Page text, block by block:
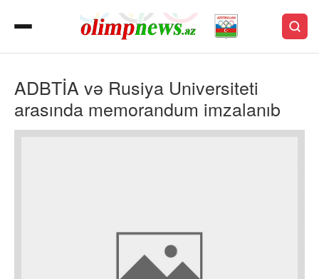
ADBTİA və Rusiya Universiteti
arasında memorandum imzalanıb